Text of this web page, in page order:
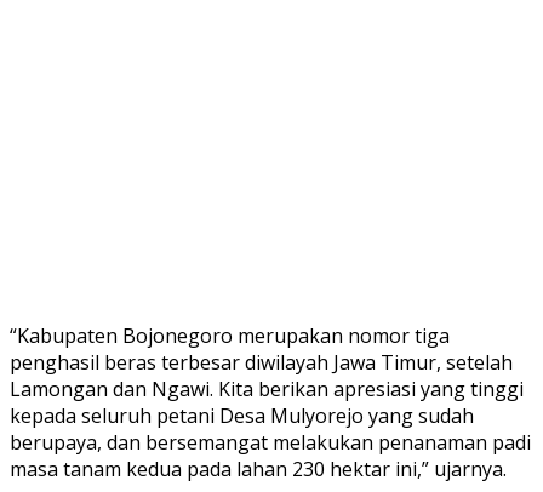
“Kabupaten Bojonegoro merupakan nomor tiga
penghasil beras terbesar diwilayah Jawa Timur, setelah
Lamongan dan Ngawi. Kita berikan apresiasi yang tinggi
kepada seluruh petani Desa Mulyorejo yang sudah
berupaya, dan bersemangat melakukan penanaman padi
masa tanam kedua pada lahan 230 hektar ini,” ujarnya.